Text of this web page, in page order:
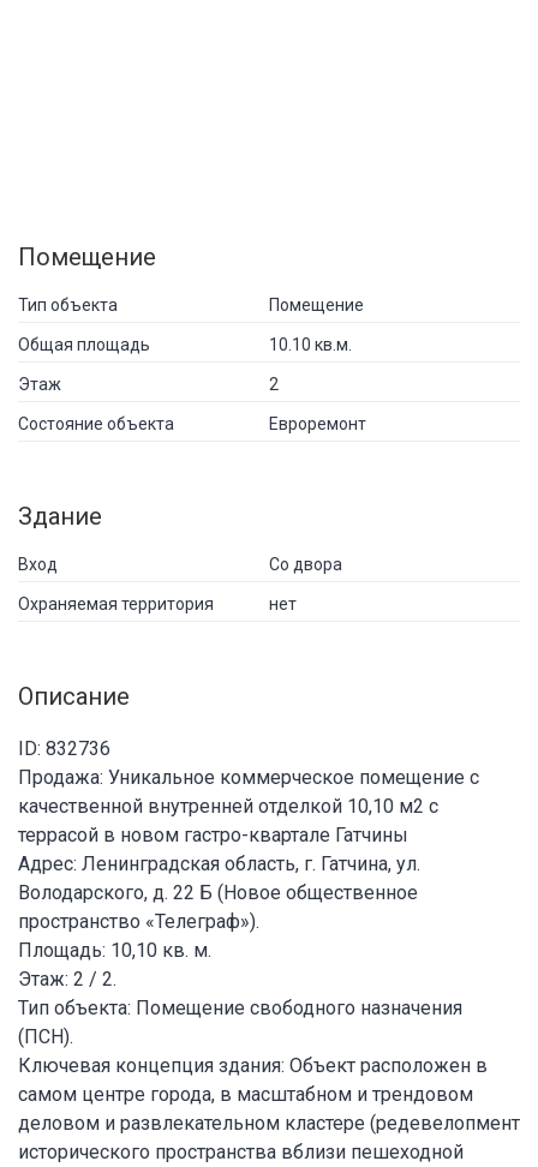
Помещение
Тип объекта Помещение
Общая площадь 10.10 кв.м.
Этаж 2
Состояние объекта Евроремонт
Здание
Вход Со двора
Охраняемая территория нет
Описание
ID: 832736
Продажа: Уникальное коммерческое помещение с
качественной внутренней отделкой 10,10 м2 с
террасой в новом гастро-квартале Гатчины
Адрес: Ленинградская область, г. Гатчина, ул.
Володарского, д. 22 Б (Новое общественное
пространство «Телеграф»).
Площадь: 10,10 кв. м.
Этаж: 2 / 2.
Тип объекта: Помещение свободного назначения
(ПСН).
Ключевая концепция здания: Объект расположен в
самом центре города, в масштабном и трендовом
деловом и развлекательном кластере (редевелопмент
исторического пространства вблизи пешеходной